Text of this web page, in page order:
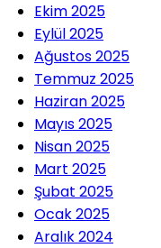
Ekim 2025
Eylül 2025
Ağustos 2025
Temmuz 2025
Haziran 2025
Mayıs 2025
Nisan 2025
Mart 2025
Şubat 2025
Ocak 2025
Aralık 2024